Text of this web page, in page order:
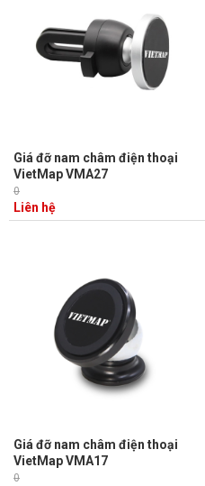
Giá đỡ nam châm điện thoại
VietMap VMA27
0
Liên hệ
Giá đỡ nam châm điện thoại
VietMap VMA17
0